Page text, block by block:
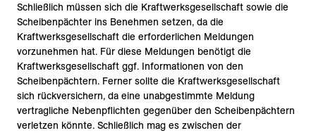
Schließlich müssen sich die Kraftwerksgesellschaft sowie die
Scheibenpächter ins Benehmen setzen, da die
Kraftwerksgesellschaft die erforderlichen Meldungen
vorzunehmen hat. Für diese Meldungen benötigt die
Kraftwerksgesellschaft ggf. Informationen von den
Scheibenpächtern. Ferner sollte die Kraftwerksgesellschaft
sich rückversichern, da eine unabgestimmte Meldung
vertragliche Nebenpflichten gegenüber den Scheibenpächtern
verletzen könnte. Schließlich mag es zwischen der